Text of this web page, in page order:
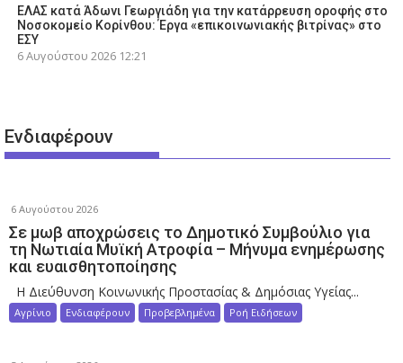
ΕΛΑΣ κατά Άδωνι Γεωργιάδη για την κατάρρευση οροφής στο
Νοσοκομείο Κορίνθου: Έργα «επικοινωνιακής βιτρίνας» στο
ΕΣΥ
6 Αυγούστου 2026 12:21
Ενδιαφέρουν
6 Αυγούστου 2026
Σε μωβ αποχρώσεις το Δημοτικό Συμβούλιο για
τη Νωτιαία Μυϊκή Ατροφία – Μήνυμα ενημέρωσης
και ευαισθητοποίησης
Η Διεύθυνση Κοινωνικής Προστασίας & Δημόσιας Υγείας...
Αγρίνιο Ενδιαφέρουν Προβεβλημένα Ροή Ειδήσεων